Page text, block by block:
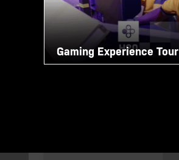
Gaming Experience Tour